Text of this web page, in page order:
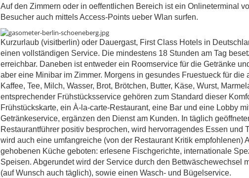
Auf den Zimmern oder in oeffentlichen Bereich ist ein Onlineterminal
Besucher auch mittels Access-Points ueber Wlan surfen.
Kurzurlaub (visitberlin) oder Dauergast, First Class Hotels in
einen vollständigen Service. Die mindestens 18 Stunden am Tag
erreichbar. Daneben ist entweder ein Roomservice für die Getränke
aber eine Minibar im Zimmer. Morgens in gesundes Fruestueck für die
Kaffee, Tee, Milch, Wasser, Brot, Brötchen, Butter, Käse, Wurst,
entsprechender Frühstücksservice gehören zum Standard dieser
Frühstückskarte, ein À-la-carte-Restaurant, eine Bar und eine Lobby
Getränkeservice, ergänzen den Dienst am Kunden. In täglich
Restaurantführer positiv besprochen, wird hervorragendes Essen und
wird auch eine umfangreiche (von der Restaurant Kritik empfohlenen)
gehobenen Küche geboten: erlesene Fischgerichte, internationale
Speisen. Abgerundet wird der Service durch den Bettwäschewechsel
(auf Wunsch auch täglich), sowie einen Wasch- und Bügelservice.